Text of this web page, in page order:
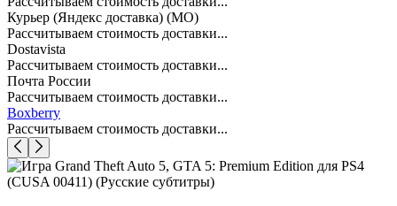
Курьер (Яндекс доставка) (МО)
Рассчитываем стоимость доставки...
Dostavista
Рассчитываем стоимость доставки...
Почта России
Рассчитываем стоимость доставки...
Boxberry
Рассчитываем стоимость доставки...